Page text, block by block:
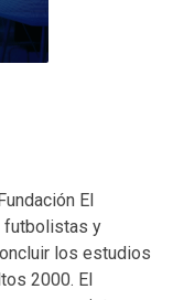
El
futbolistas y
los estudios
2000. El